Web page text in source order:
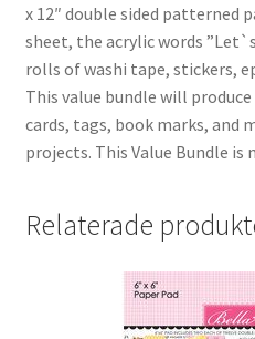
x 12″ double sided patterned
sheet, the acrylic words
rolls of washi tape, stickers,
This value bundle will
cards, tags, book marks, and
projects. This Value Bundle is
Relaterade